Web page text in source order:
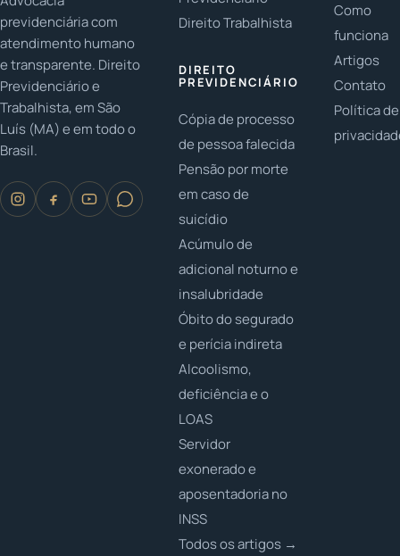
previdenciária com
atendimento humano
e transparente. Direito
Previdenciário e
Trabalhista, em São
Luís (MA) e em todo o
Brasil.
Direito Trabalhista
DIREITO
PREVIDENCIÁRIO
Cópia de processo
de pessoa falecida
Pensão por morte
em caso de
suicídio
Acúmulo de
adicional noturno e
insalubridade
Óbito do segurado
e perícia indireta
Alcoolismo,
deficiência e o
LOAS
Servidor
exonerado e
aposentadoria no
INSS
Todos os artigos →
Como
funciona
Artigos
Contato
Política de